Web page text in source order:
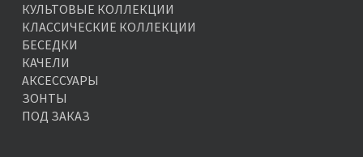
КУЛЬТОВЫЕ КОЛЛЕКЦИИ
КЛАССИЧЕСКИЕ КОЛЛЕКЦИИ
БЕСЕДКИ
КАЧЕЛИ
АКСЕССУАРЫ
ЗОНТЫ
ПОД ЗАКАЗ